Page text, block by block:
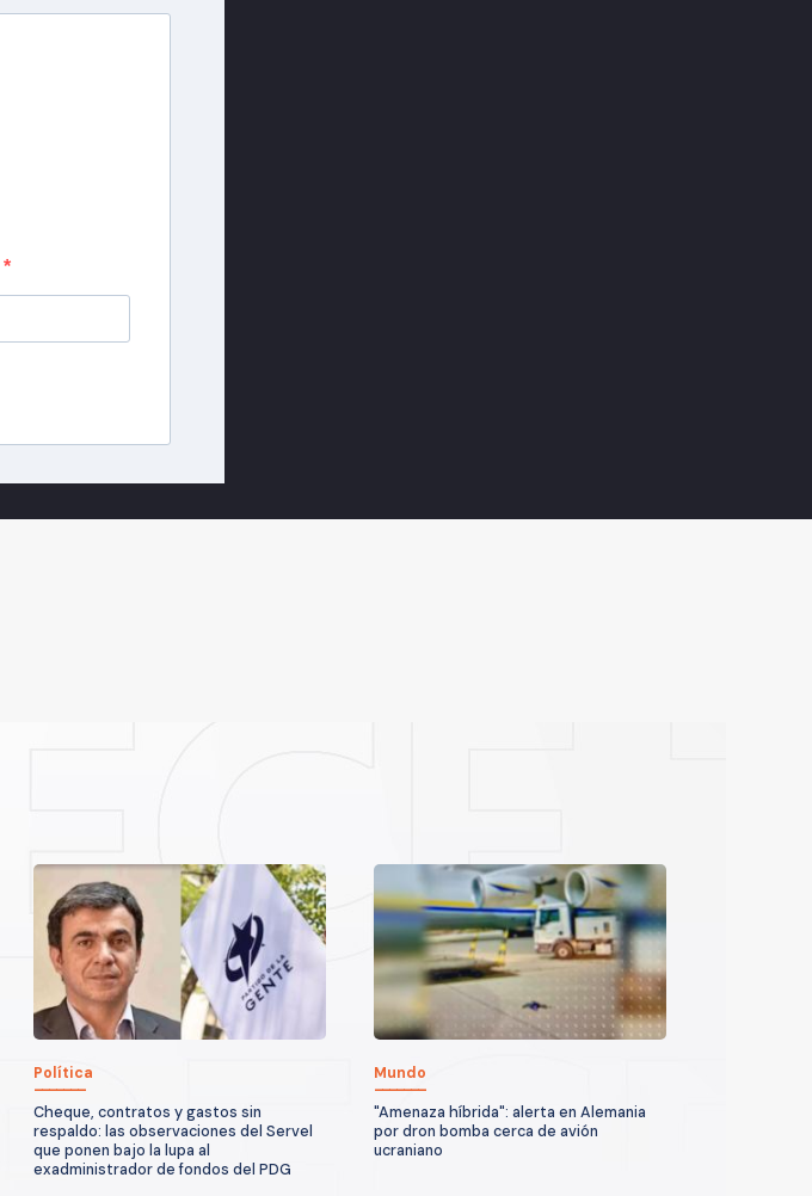
Política
Cheque, contratos y gastos sin
respaldo: las observaciones del Servel
que ponen bajo la lupa al
exadministrador de fondos del PDG
Mundo
"Amenaza híbrida": alerta en Alemania
por dron bomba cerca de avión
ucraniano